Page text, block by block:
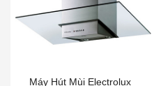
Máy Hút Mùi Electrolux